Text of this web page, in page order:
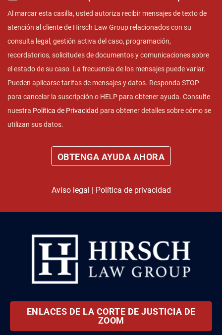
Al marcar esta casilla, usted autoriza recibir mensajes de texto de
atención al cliente de Hirsch Law Group relacionados con su
consulta legal, gestión activa del caso, programación,
recordatorios, solicitudes de documentos y comunicaciones sobre
el estado de su caso. La frecuencia de los mensajes puede variar.
Pueden aplicarse tarifas de mensajes y datos. Responda STOP
para cancelar la suscripción o HELP para obtener ayuda. Consulte
nuestra Política de Privacidad para obtener detalles sobre cómo se
utilizan sus datos.
Aviso legal Política de privacidad
ENLACES DE LA CORTE DE JUSTICIA DE
ZOOM